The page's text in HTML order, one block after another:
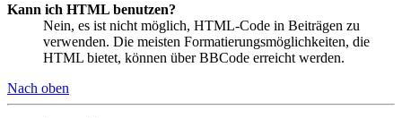
Kann ich HTML benutzen?
Nein, es ist nicht möglich, HTML-Code in Beiträgen zu
verwenden. Die meisten Formatierungsmöglichkeiten, die
HTML bietet, können über BBCode erreicht werden.
Nach oben